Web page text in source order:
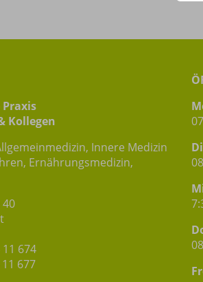
Kollegen
Innere Medizin
Ernährungsmedizin,
674
677